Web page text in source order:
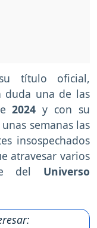
título oficial,
duda una de las
2024y con su
semanas las
insospechados
atravesar varios
del Universo